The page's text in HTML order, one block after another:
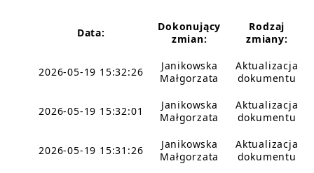
Data:
Dokonujący
zmian:
Rodzaj
zmiany:
2026-05-19 15:32:26
Janikowska
Małgorzata
Aktualizacja
dokumentu
2026-05-19 15:32:01
Janikowska
Małgorzata
Aktualizacja
dokumentu
2026-05-19 15:31:26
Janikowska
Małgorzata
Aktualizacja
dokumentu